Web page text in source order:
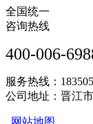
全国统一
咨询热线
400-006-
服务热线：
公司地址：晋江